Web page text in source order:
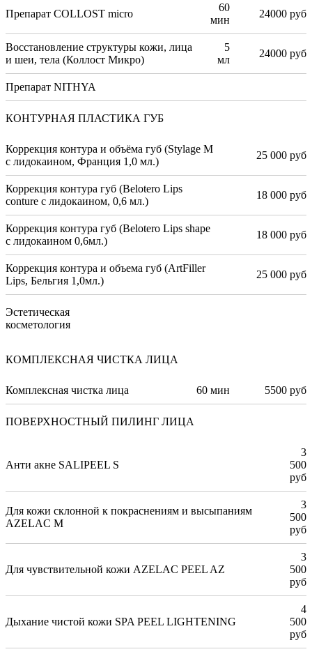
Препарат COLLOST micro
60
мин
24000 руб
Восстановление структуры кожи, лица
и шеи, тела (Коллост Микро)
5
мл
24000 руб
Препарат NITHYA
КОНТУРНАЯ ПЛАСТИКА ГУБ
Коррекция контура и объёма губ (Stylage M
с лидокаином, Франция 1,0 мл.)
25 000 руб
Коррекция контура губ (Belotero Lips
conture с лидокаином, 0,6 мл.)
18 000 руб
Коррекция контура губ (Belotero Lips shape
с лидокаином 0,6мл.)
18 000 руб
Коррекция контура и объема губ (ArtFiller
Lips, Бельгия 1,0мл.)
25 000 руб
Эстетическая
косметология
КОМПЛЕКСНАЯ ЧИСТКА ЛИЦА
Комплексная чистка лица 60 мин 5500 руб
ПОВЕРХНОСТНЫЙ ПИЛИНГ ЛИЦА
Анти акне SALIPEEL S
3
500
руб
Для кожи склонной к покраснениям и высыпаниям
AZELAC M
3
500
руб
Для чувствительной кожи AZELAC PEEL AZ
3
500
руб
Дыхание чистой кожи SPA PEEL LIGHTENING
4
500
руб